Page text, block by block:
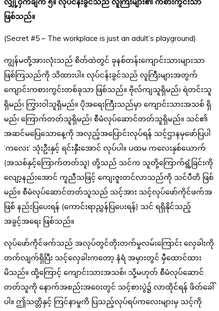
ဖြစ်သည်။
(Secret #5 – The workplace is just an adult’s playground)
ကျွန်မတို့အားလုံးသည် စိတ်ထဲတွင် ခုနစ်တန်းကျောင်းသားများသာ
ဖြစ်ကြသည်ကို သိထားပါ။ လုပ်ငန်းခွင်သည် လူကြီးများအတွက်
ကျောင်းကစားကွင်းတစ်ခုသာ ဖြစ်သည်။ ဗိုလ်ကျသူရှိမည်၊ ရဲတင်းသူ
ရှိမည်၊ ကြွားဝါသူရှိမည်။ ပိုအရေးကြီးသည်မှာ ကျောင်းသားအသစ် ရှိ
မည်၊ ကြောက်တတ်သူရှိမည်၊ စီမံလုပ်ဆောင်တတ်သူရှိမည်။ သင်၏
အဆင်မပြေသောနေ့ကို အလှည့်အပြောင်းလုပ်ရန် သင့်ဌာနမှဖော်ပြပါ
‘ကလေး’ သုံးဦးနှင့် ရင်းနှီးအောင် လုပ်ပါ။ ပထမ ကလေးနှစ်ယောက်
(အသစ်နှင့်ကြောက်တတ်သူ) တို့သည် သင်က သူတို့ကြောက်ရွံ့ခြင်းကို
လျော့နည်းအောင် ကူညီသဖြင့် ကျေးဇူးတင်လာသည်ကို သင်ပီတိ ဖြစ်
မည်။ စီမံလုပ်ဆောင်တတ်သူသည် သင့်အား သင့်လုပ်ဖော်ကိုင်ဖက်အ
ဖြစ်် နည်းပြပေးရန် (ကောင်းရာညွှန်ပြပေးရန်) သင် ရရှိနိုင်သည့်
အခွင့်အရေး ဖြစ်သည်။
လုပ်ဖော်ကိုင်ဖက်သည် အလုပ်တွင်တိုးတက်မှုလမ်းကြောင်း လှေခါးကို
တက်လျက်ရှိပြီး သင့်လှေခါးကတော့ နံရံ အမှားတွင် မှီထောင်ထား
မိသည်။ ထို့ကြောင့် ကျောင်းသားအသစ်၊ သို့မဟုတ် စီမံလုပ်ဆောင်
တတ်သူကို နောက်အစည်းအဝေးတွင် သင့်စားပွဲ၌ လာထိုင်ရန် ဖိတ်ခေါ်
ပါ။ ဤသတ္တိနှင့် ကြင်နာမှုကိ ပြသည့်လုပ်ရပ်ကလေးများမှ သင့်ကို